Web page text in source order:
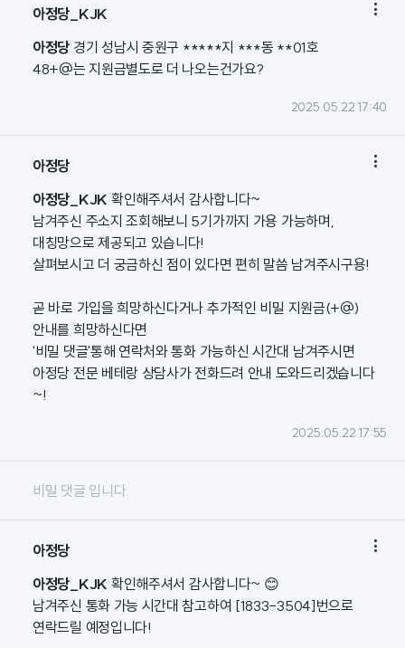
아정당_KJK 
아정당 경기 성남시 중원구 *****지 ***동 **01호
48+@는 지원금별도로 더 나오는건가요?
2025.05.22 17:40
아정당 
아정당_KJK 확인해주셔서 감사합니다~
남겨주신 주소지 조회해보니 5기가까지 가용 가능하며,
대칭망으로 제공되고 있습니다!
살펴보시고 더 궁금하신 점이 있다면 편히 말씀 남겨주시구용!
곧 바로 가입을 희망하신다거나 추가적인 비밀 지원금(+@)
안내를 희망하신다면
'비밀 댓글'통해 연락처와 통화 가능하신 시간대 남겨주시면
아정당 전문 베테랑 상담사가 전화드려 안내 도와드리겠습니다
~!
2025.05.22 17:55
비밀 댓글 입니다.
아정당 
아정당_KJK 확인해주셔서 감사합니다~ 😊
남겨주신 통화 가능 시간대 참고하여 [1833-3504]번으로
연락드릴 예정입니다!